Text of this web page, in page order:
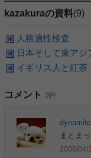
kazakuraの資料(9)
人格適性検査
日本そして東アジ
イギリス人と紅茶
コメント 3件
dynamite
まとま
2006/04/